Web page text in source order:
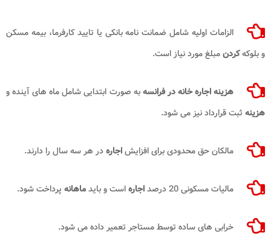
الزامات اولیه شامل ضمانت نامه بانکی یا تایید کارفرما، بیمه مسکن
و بلوکهکردنمبلغ مورد نیاز است.
هزینه اجاره خانه در فرانسهبه صورت ابتدایی شامل ماه های آینده و
هزینه ثبت قرارداد نیز می شود.
مالکان حق محدودی برای افزایشاجارهدر هر سه سال را دارند.
مالیات مسکونی 20 درصد اجارهاست و بایدماهانه پرداخت شود.
خرابی های ساده توسط مستاجر تعمیر داده می شود.